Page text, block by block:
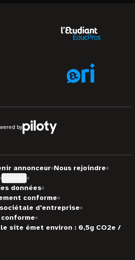
by
annonceur Nous rejoindre
données
conforme
d'entreprise
site émet environ : 0,5g CO2e /